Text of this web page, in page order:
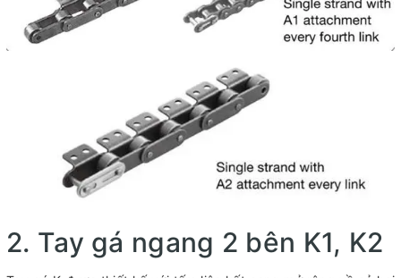
2. Tay gá ngang 2 bên K1, K2